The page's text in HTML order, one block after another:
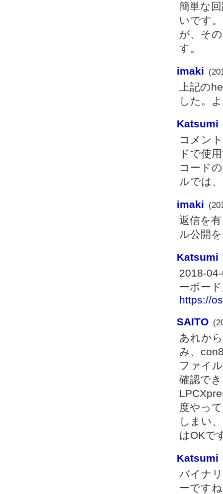
簡単な
いです
が、そ
す。
imaki
上記の
した。
Katsumi
コメン
ドで使
コード
ルでは
imaki
返信を
ル公開
Katsumi
2018-
ーボー
https://
SAITO
あれか
み、
ファイ
確認で
度やっ
しまい
はOKで
Katsumi
バイナ
ーです